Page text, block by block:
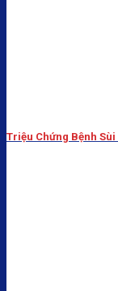
Triệu Chứng Bệnh